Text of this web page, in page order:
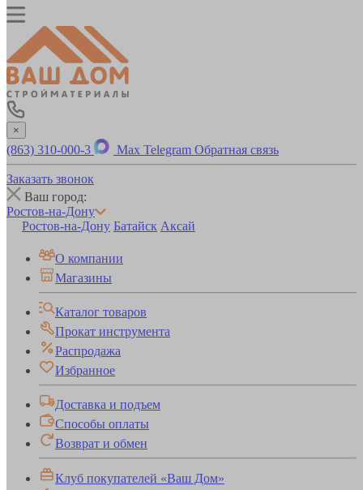
×
(863) 310-000-3 Max Telegram Обратная связь
Заказать звонок
Ваш город:
Ростов-на-Дону
Ростов-на-Дону Батайск Аксай
О компании
Магазины
Каталог товаров
Прокат инструмента
Распродажа
Избранное
Доставка и подъем
Способы оплаты
Возврат и обмен
Клуб покупателей «Ваш Дом»